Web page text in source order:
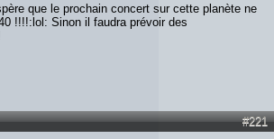
que le prochain concert sur cette planète ne
!!!!:lol: Sinon il faudra prévoir des
#221